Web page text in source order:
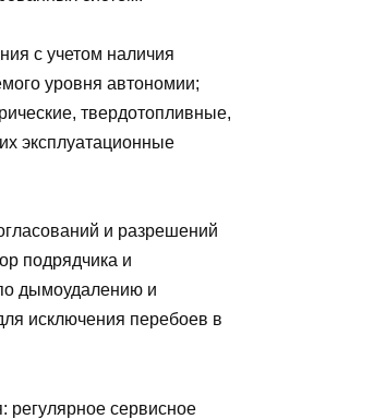
с учетом наличия
уровня автономии;
твердотопливные,
эксплуатационные
и разрешений
подрядчика и
дымоудалению и
исключения перебоев в
регулярное сервисное